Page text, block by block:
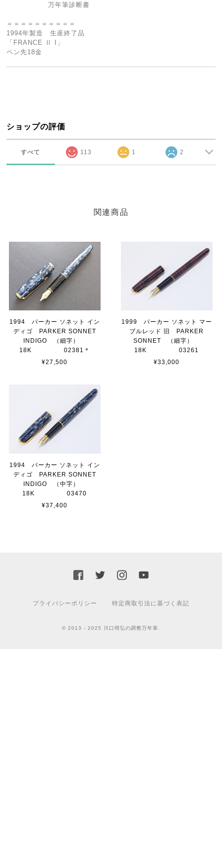
万年筆診断書
＝＝＝＝＝＝＝＝＝＝
1994年製造 生産終了品
「FRANCE Ⅱ I」
ペン先18金
ショップの評価
すべて 113 1 2
関連商品
1994 パーカー ソネット イン
ディゴ PARKER SONNET
INDIGO （細字）
18K 02381＊
¥27,500
1999 パーカー ソネット マー
ブルレッド 旧 PARKER
SONNET （細字）
18K 03261
¥33,000
1994 パーカー ソネット イン
ディゴ PARKER SONNET
INDIGO （中字）
18K 03470
¥37,400
プライバシーポリシー 特定商取引法に基づく表記
© 2013 - 2025 川口明弘の調整万年筆.